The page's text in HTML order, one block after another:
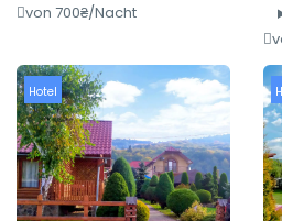
von 700₴/Nacht
Hotel